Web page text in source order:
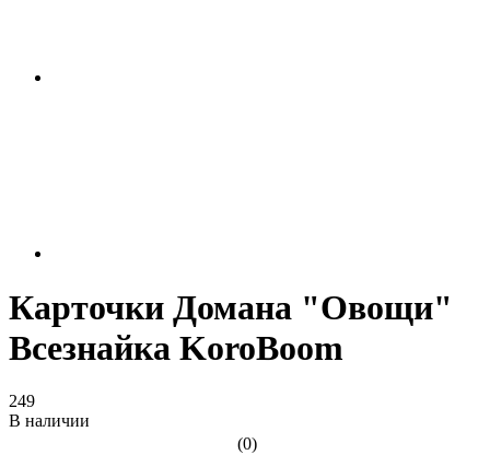
Карточки Домана "Овощи"
Всезнайка KoroBoom
249
В наличии
(0)